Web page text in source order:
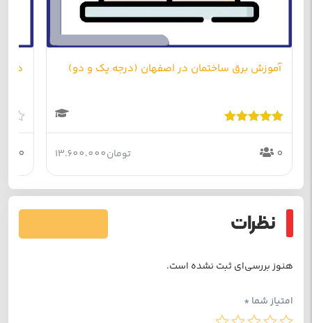
آموزش برق ساختمان در اصفهان (درجه یک و دو)
امتیاز5.00
تومان13.600.000 0
امتیاز
0
نظرات
هنوز بررسی‌ای ثبت نشده است.
امتیاز شما *